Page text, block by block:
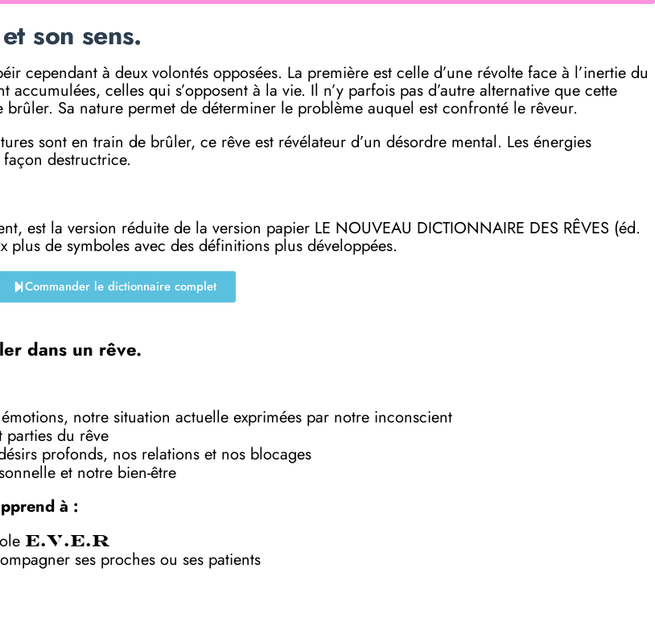
son sens.
cependant à deux volontés opposées. La première est celle d’une révolte face à l’inertie du
celles qui s’opposent à la vie. Il n’y parfois pas d’autre alternative que cette
Sa nature permet de déterminer le problème auquel est confronté le rêveur.
sont en train de brûler, ce rêve est révélateur d’un désordre mental. Les énergies
destructrice.
est la version réduite de la version papier LE NOUVEAU DICTIONNAIRE DES RÊVES (éd.
plus de symboles avec des définitions plus développées.
Commander le dictionnaire complet
dans un rêve.
notre situation actuelle exprimées par notre inconscient
du rêve
profonds, nos relations et nos blocages
et notre bien-être
à :
E.V.E.R
ses proches ou ses patients